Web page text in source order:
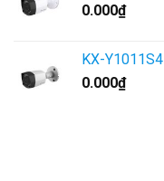
0.000₫
KX-Y1011S4
0.000₫